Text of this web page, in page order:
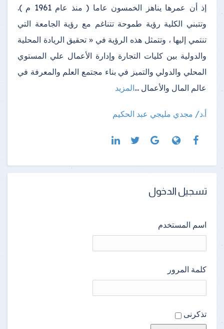
إذ أن عمرها يناهز الخمسون عاما ( منذ عام 1961 م ).
وتتبني الكلية رؤية طموحة تتناغم مع رؤية الجامعة التي
تنتمي إليها ، وتتمثل هذه الرؤية في « تحقيق الريادة المحلية
والدولية بين كليات التجارة وإدارة الأعمال علي المستوي
المحلي والدولي والتميز في بناء مجتمع العلم والمعرفة في
عالم المال والأعمال ...المزيد
أ.د/ مجدي مليجي عبد الحكيم
تسجيل الدخول
اسم المستخدم
كلمة المرور
تذكرنى